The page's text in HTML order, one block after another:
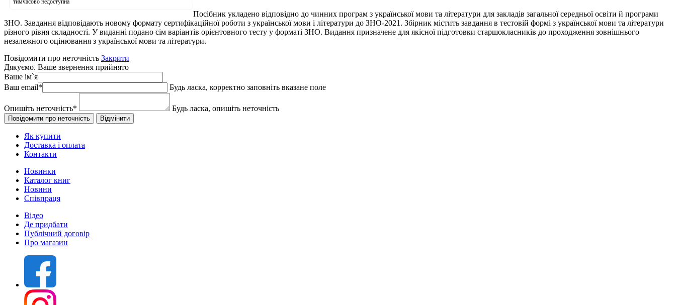
тимчасово недоступна
Посібник укладено відповідно до чинних програм з української мови та літератури для закладів загальної середньої освіти й програми
ЗНО. Завдання відповідають новому формату сертифікаційної роботи з української мови і літератури до ЗНО-2021. Збірник містить завдання в тестовій формі з української мови та літератури
різного рівня складності. У виданні подано сім варіантів орієнтовного тесту у форматі ЗНО. Видання призначене для якісної підготовки старшокласників до проходження зовнішнього
незалежного оцінювання з української мови та літератури.
Повідомити про неточність Закрити
Дякуємо. Ваше звернення прийнято
Ваше ім`я
Ваш email* Будь ласка, корректно заповніть вказане поле
Опишіть неточність* Будь ласка, опишіть неточність
Як купити
Доставка і оплата
Контакти
Новинки
Каталог книг
Новини
Співпраця
Відео
Де придбати
Публічний договір
Про магазин